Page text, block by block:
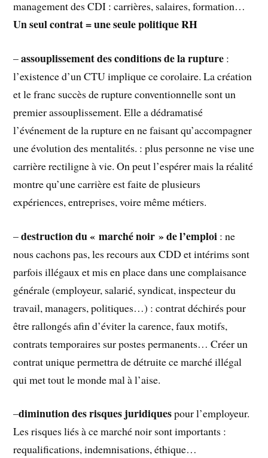
management des CDI : carrières, salaires, formation…
Un seul contrat = une seule politique RH
–assouplissement des conditions de la rupture :
l’existence d’un CTU implique ce corolaire. La création
et le franc succès de rupture conventionnelle sont un
premier assouplissement. Elle a dédramatisé
l’événement de la rupture en ne faisant qu’accompagner
une évolution des mentalités. : plus personne ne vise une
carrière rectiligne à vie. On peut l’espérer mais la réalité
montre qu’une carrière est faite de plusieurs
expériences, entreprises, voire même métiers.
–destruction du « marché noir » de l’emploi : ne
nous cachons pas, les recours aux CDD et intérims sont
parfois illégaux et mis en place dans une complaisance
générale (employeur, salarié, syndicat, inspecteur du
travail, managers, politiques…) : contrat déchirés pour
être rallongés afin d’éviter la carence, faux motifs,
contrats temporaires sur postes permanents… Créer un
contrat unique permettra de détruite ce marché illégal
qui met tout le monde mal à l’aise.
–diminution des risques juridiquespour l’employeur.
Les risques liés à ce marché noir sont importants :
requalifications, indemnisations, éthique…